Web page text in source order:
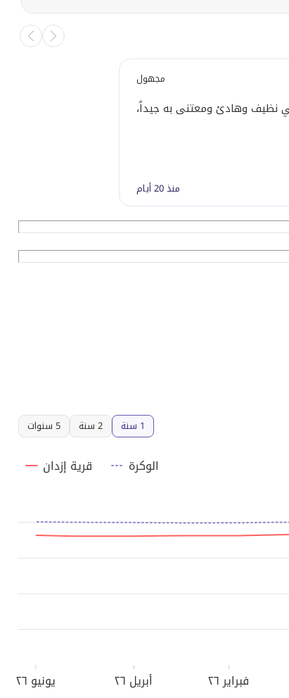
مجهول
وهادئ ومعتنى به جيداً، يضم مرافق ممتازة وموقعاً
منذ 20 أيام
1 سنة 2 سنة 5 سنوات
فبراير ٢٦ أبريل ٢٦ يونيو ٢٦
قرية إزدان الوكرة